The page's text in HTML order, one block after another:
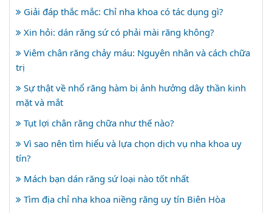
Giải đáp thắc mắc: Chỉ nha khoa có tác dụng gì?
Xin hỏi: dán răng sứ có phải mài răng không?
Viêm chân răng chảy máu: Nguyên nhân và cách chữa
trị
Sự thật về nhổ răng hàm bị ảnh hưởng dây thần kinh
mặt và mắt
Tụt lợi chân răng chữa như thế nào?
Vì sao nên tìm hiểu và lựa chọn dịch vụ nha khoa uy
tín?
Mách bạn dán răng sứ loại nào tốt nhất
Tìm địa chỉ nha khoa niềng răng uy tín Biên Hòa